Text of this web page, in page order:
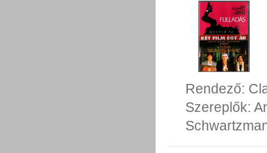
Rendező:
Szereplők: